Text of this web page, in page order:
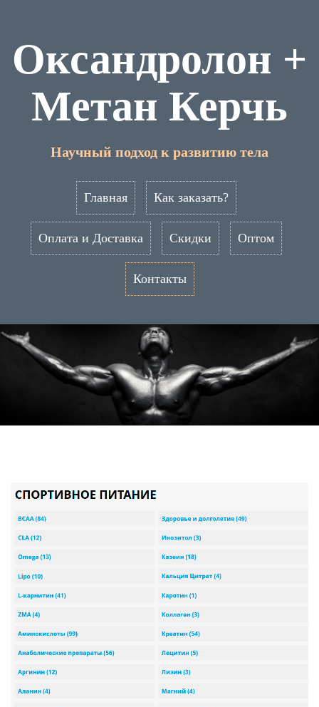
Оксандролон +
Метан Керчь
Научный подход к развитию тела
Главная Как заказать?
Оплата и Доставка Скидки Оптом
Контакты